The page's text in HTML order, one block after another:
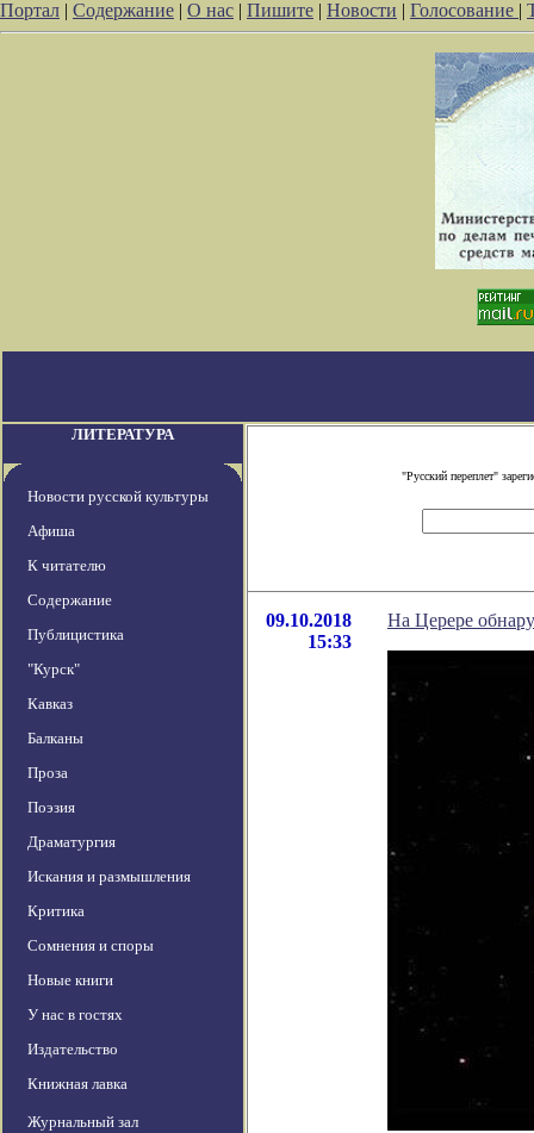
Портал | Содержание | О нас | Пишите | Новости | Голосование |
ЛИТЕРАТУРА
Новости русской культуры
Афиша
К читателю
Содержание
Публицистика
"Курск"
Кавказ
Балканы
Проза
Поэзия
Драматургия
Искания и размышления
Критика
Сомнения и споры
Новые книги
У нас в гостях
Издательство
Книжная лавка
Журнальный зал
"Русский переплет"
09.10.2018
15:33
На Церере